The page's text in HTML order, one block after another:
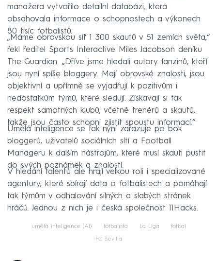
manažera vytvořilo detailní databázi, která
obsahovala informace o schopnostech a výkonech
80 tisíc fotbalistů.
„Máme obrovskou síť 1 300 skautů v 51 zemích světa,“
řekl ředitel Sports Interactive Miles Jacobson deníku
The Guardian. „Dříve jsme hledali autory fanzinů, kteří
jsou nyní spíše bloggery. Mají obrovské znalosti, jsou
objektivní a upřímně se vyjadřují k pozitivům i
nedostatkům týmů, které sledují. Získávají si tak
respekt samotných klubů, včetně trenérů a skautů,
takže jsou často schopni zjistit spoustu informací.“
Umělá inteligence se tak nyní zařazuje po bok
bloggerů, uživatelů sociálních sítí a Football
Manageru k dalším nástrojům, které musí skauti pustit
do svých poznámek a znalostí.
V hledání talentů ale hrají velkou roli i specializované
agentury, které sbírají data o fotbalistech a pomáhají
tak týmům v odhalování silných a slabých stránek
hráčů. Jednou z nich je i česká společnost 11Hacks.
umělá inteligence (AI) fotbalista La Liga fotbal
FC Sevilla